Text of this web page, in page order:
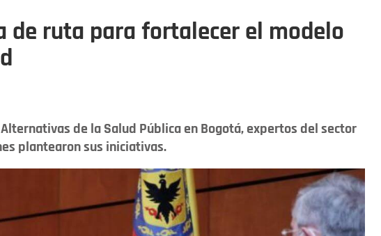
de ruta para fortalecer el modelo
de la Salud Pública en Bogotá, expertos del sector
plantearon sus iniciativas.